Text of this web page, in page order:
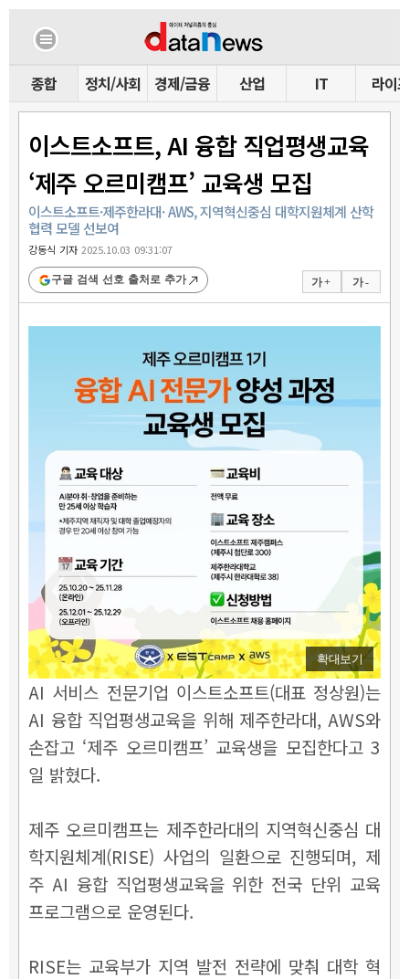
종합 정치/사회 경제/금융 산업 IT 라이프
이스트소프트, AI 융합 직업평생교육
‘제주 오르미캠프’ 교육생 모집
이스트소프트·제주한라대· AWS, 지역혁신중심 대학지원체계 산학
협력 모델 선보여
강동식 기자2025.10.03 09:31:07
가 + 가 -
구글 검색 선호 출처로 추가
확대보기
AI 서비스 전문기업 이스트소프트(대표 정상원)는
AI 융합 직업평생교육을 위해 제주한라대, AWS와
손잡고 ‘제주 오르미캠프’ 교육생을 모집한다고 3
일 밝혔다.
제주 오르미캠프는 제주한라대의 지역혁신중심 대
학지원체계(RISE) 사업의 일환으로 진행되며, 제
주 AI 융합 직업평생교육을 위한 전국 단위 교육
프로그램으로 운영된다.
RISE는 교육부가 지역 발전 전략에 맞춰 대학 혁